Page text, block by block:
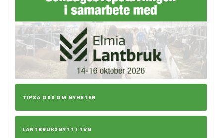
TIPSA OSS OM NYHETER
LANTBRUKSNYTT I TVN